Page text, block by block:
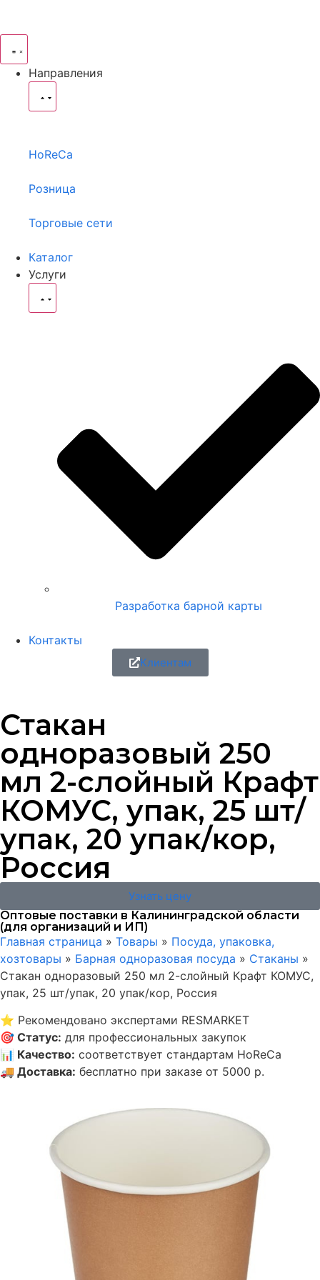
Направления
HoReCa
Розница
Торговые сети
Каталог
Услуги
Разработка барной карты
Контакты
Клиентам
Стакан
одноразовый 250
мл 2-слойный Крафт
КОМУС, упак, 25 шт/
упак, 20 упак/кор,
Россия
Узнать цену
Оптовые поставки в Калининградской области
(для организаций и ИП)
Главная страница » Товары » Посуда, упаковка,
хозтовары » Барная одноразовая посуда » Стаканы »
Стакан одноразовый 250 мл 2-слойный Крафт КОМУС,
упак, 25 шт/упак, 20 упак/кор, Россия
⭐ Рекомендовано экспертами RESMARKET
🎯 Статус: для профессиональных закупок
📊 Качество: соответствует стандартам HoReCa
🚚 Доставка: бесплатно при заказе от 5000 р.